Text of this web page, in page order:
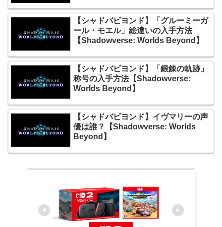
【シャドバビヨンド】「グルーミーガ
ール・モエル」絵違いの入手方法
【Shadowverse: Worlds Beyond】
【シャドバビヨンド】「鍛錬の軌跡」
称号の入手方法【Shadowverse:
Worlds Beyond】
【シャドバビヨンド】イヴマリーの声
優は誰？【Shadowverse: Worlds
Beyond】